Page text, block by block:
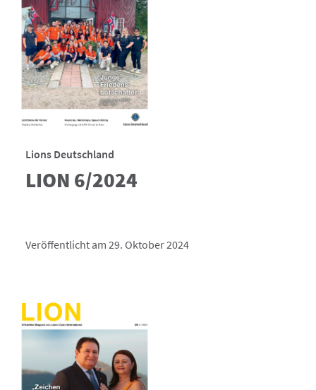
Lions Deutschland
LION 6/2024
Veröffentlicht am 29. Oktober 2024